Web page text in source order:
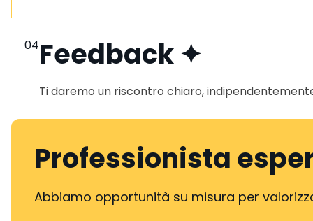
04Feedback ✦
Ti daremo un riscontro chiaro,
Professionista
Abbiamo opportunità su misura per